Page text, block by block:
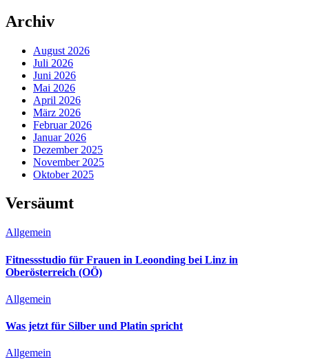
Archiv
August 2026
Juli 2026
Juni 2026
Mai 2026
April 2026
März 2026
Februar 2026
Januar 2026
Dezember 2025
November 2025
Oktober 2025
Versäumt
Allgemein
Fitnessstudio für Frauen in Leoonding bei Linz in
Oberösterreich (OÖ)
Allgemein
Was jetzt für Silber und Platin spricht
Allgemein